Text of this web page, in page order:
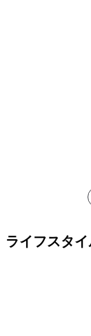
ライフスタ